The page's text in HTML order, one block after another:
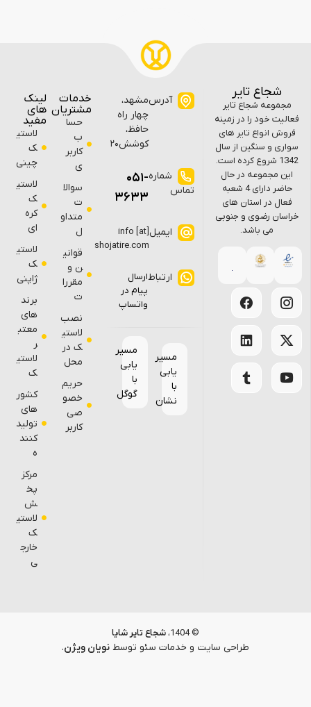
خدمات
مشتریان
حسا
ب
کاربر
ی
سوالا
ت
متداو
ل
قوانی
ن و
مقررا
ت
نصب
لاستی
ک در
محل
حریم
خصو
صی
کاربر
لینک
های
مفید
لاستی
ک
چینی
لاستی
ک
کره
ای
لاستی
ک
ژاپنی
برند
های
معتب
ر
لاستی
ک
کشور
های
تولید
کنند
ه
مرکز
پخ
ش
لاستی
ک
خارج
ی
شجاع تایر
مجموعه شجاع تایر
فعالیت خود را در زمینه
فروش انواع تایر های
سواری و سنگین از سال
1342 شروع کرده است.
این مجموعه در حال
حاضر دارای 4 شعبه
فعال در استان های
خراسان رضوی و جنوبی
می باشد.
آدرسمشهد،
چهار راه
حافظ،
کوشش۲۰
شماره
تماس
051-
3633
ایمیل info [at]
shojatire.com
ارتباطارسال
پیام در
واتساپ
مسیر
یابی
با
نشان
مسیر
یابی
با
گوگل
© 1404، شجاع تایر شایا
طراحی سایت و خدمات سئو توسط نویان ویژن.